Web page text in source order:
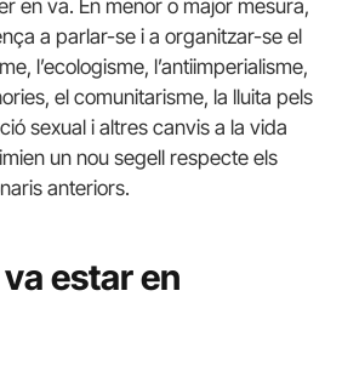
en va. En menor o major mesura,
a parlar-se i a organitzar-se el
l’ecologisme, l’antiimperialisme,
el comunitarisme, la lluita pels
sexual i altres canvis a la vida
un nou segell respecte els
anteriors.
estar en